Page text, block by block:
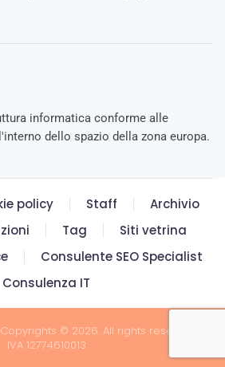
informatica conforme alle
dello spazio della zona europa.
policy Staff
Archivio
Tag
Siti vetrina
Consulente SEO Specialist
Consulenza IT
Copyrights © 2026. All rights reserved. P.
IVA 12774610013